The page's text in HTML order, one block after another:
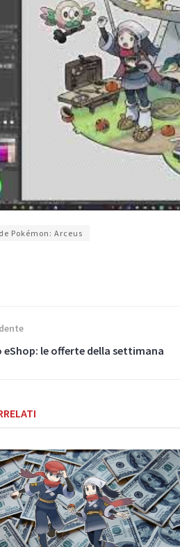
Pokémon: Arceus
eShop: le offerte della settimana